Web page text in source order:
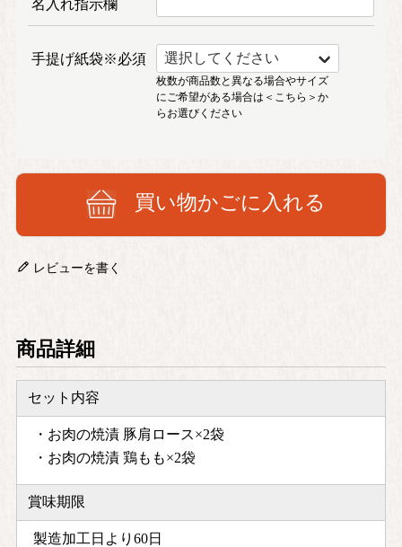
買い物かごに入れる
名入れ指示欄
手提げ紙袋※必須
枚数が商品数と異なる場合やサイズ
にご希望がある場合は ＜こちら＞か
らお選びください
レビューを書く
商品詳細
セット内容
・お肉の焼漬 豚肩ロース×2袋
・お肉の焼漬 鶏もも×2袋
賞味期限
製造加工日より60日